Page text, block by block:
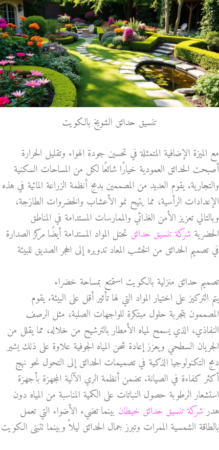
تنسيق حدائق الشويخ بالكويت
مع الميزة الإضافية المتمثلة في تحسين جودة الهواء وتقليل الحرارة
أصبحت الحدائق العمودية خيارًا شائعًا لكل من المساحات السكنية
والتجارية. يقوم العديد من المصممين بدمج أنظمة الزراعة المائية في هذه
الإعدادات الرأسية، مما يتيح نمو الأعشاب والخضروات الطازجة،
وبالتالي تعزيز الأمن الغذائي والممارسات المستدامة في المناطق
الحضرية شركة تنسيق حدائق تحتل المواد المستدامة أيضًا مركز الصدارة
في تصميم الحدائق من الخشب المعاد تدويره إلى الحجر الصديق للبيئة
تصميم حدائق منزلية بالكويت استمتع بمساحة خضراء
يتم التركيز على اختيار المواد التي لها تأثير أقل على البيئة. يقوم
المصممون بتجربة حلول مبتكرة للواجهات الصلبة، مثل الرصف
النفاذي، الذي يسمح لمياه الأمطار بالترشيح من خلاله، مما يقلل من
الجريان السطحي ويعزز إعادة شحن المياه الجوفية علاوة على ذلك يشير
دمج التكنولوجيا الذكية في تصميمات الحدائق إلى التحول نحو نهج
أكثر كفاءة في الصيانة. تضمن أنظمة الري الآلية المجهزة بأجهزة
استشعار الرطوبة حصول النباتات على الكمية المناسبة من المياه دون
هدرشركة تنسيق حدائق خيطان بينما تضيء الأضواء التي تعمل
بالطاقة الشمسية الممرات وتبرز جمال الحدائق ليلاً وبينما تتبنى الكويت